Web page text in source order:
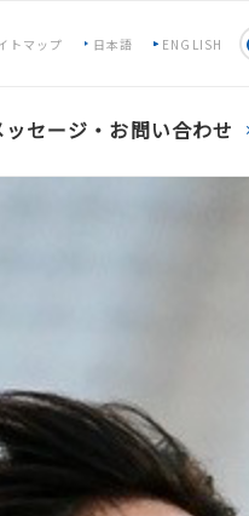
トマップ 日本語 ENGLISH
ッセージ・お問い合わせ